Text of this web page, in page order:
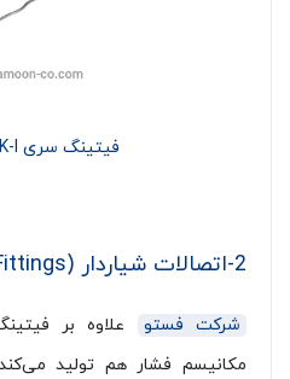
فیتینگ سری QSPK-I فستو
2-اتصالات شیار‌دار (Barbed Fittings) فستو
شرکت فستو
علاوه بر
مکانیسم فشار هم تولید